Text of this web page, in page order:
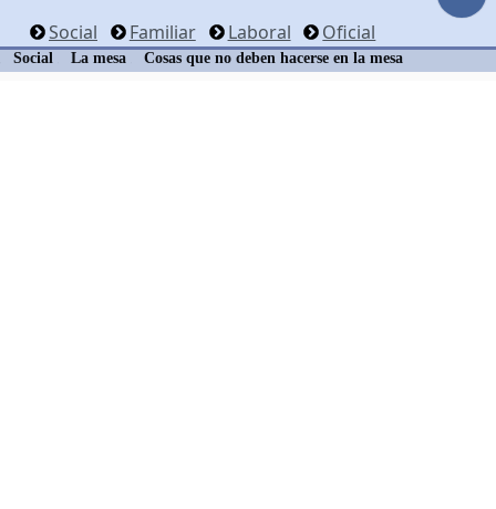
Social Familiar Laboral Oficial
Social La mesa Cosas que no deben hacerse en la mesa